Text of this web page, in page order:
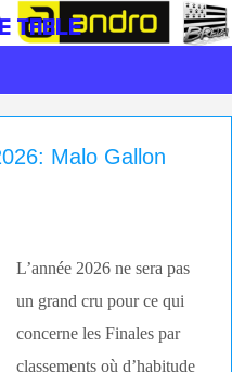
TABLE
Malo Gallon
L’année 2026 ne sera pas
un grand cru pour ce qui
concerne les Finales par
classements où d’habitude